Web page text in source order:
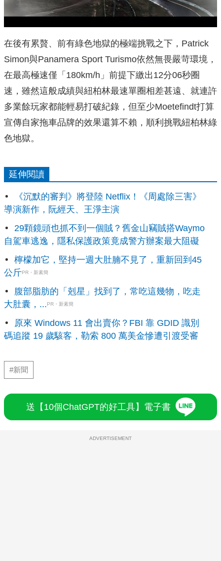
在後有累贅、前有綠色地獄的極端挑戰之下，Patrick
Simon與Panamera Sport Turismo依然無畏嚴苛環境，
在最高極速僅「180km/h」前提下繳出12分06秒圈
速，雖然這般成績與紐柏林最速單圈相差甚遠、就連許
多業餘玩家都能輕易打破紀錄，但至少Moetefindt打算
宣傳自家拖車品牌的效果還算不賴，順利挑戰紐柏林綠
色地獄。
延伸閱讀
《沉默的審判》將登陸 Netflix！《周處除三害》
導演新作，阮經天、王淨主演
29顆鏡頭也抓不到一個賊？舊金山竊賊搭Waymo
自駕車逃逸，隱私保護政策竟成警方辦案最大阻礙
檸檬加它，堅持一週大肚腩不見了，重新回到45
公斤PR・新素簡
腹部脂肪的「剋星」找到了，常吃這幾物，吃走
大肚囊，...PR・新素簡
原來 Windows 11 會出賣你？FBI 靠 GDID 識別
碼追蹤 19 歲駭客，勒索 800 萬美金慘遭引渡受審
#新聞
送【10個ChatGPT的好工具】電子書
ADVERTISEMENT